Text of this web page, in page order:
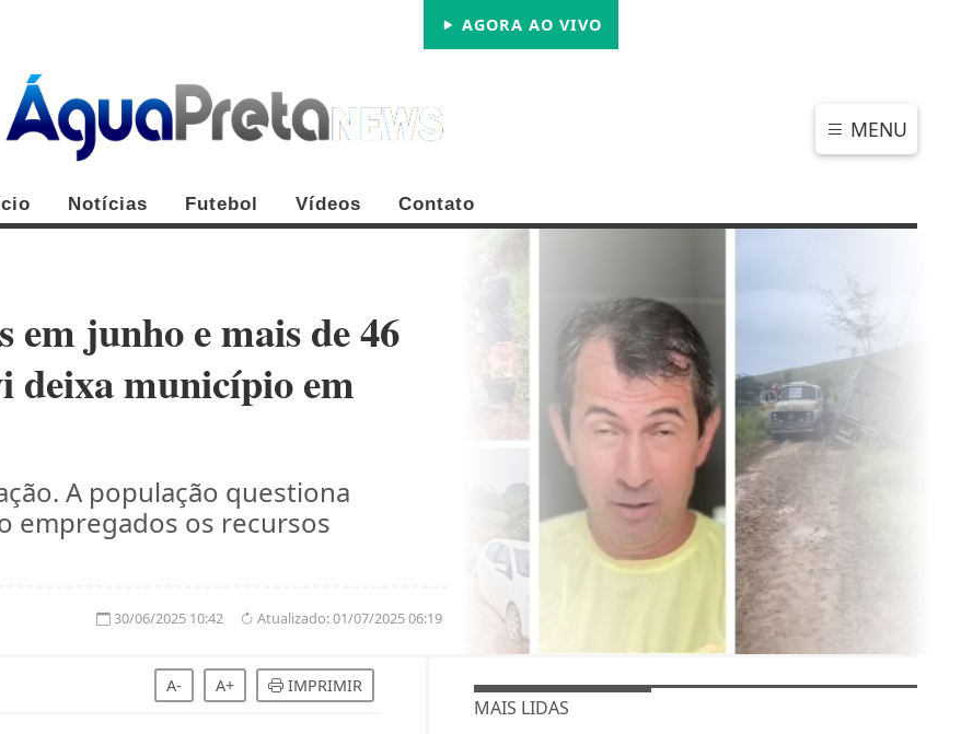
AGORA AO VIVO
MENU
Notícias Futebol Vídeos Contato
em junho e mais de 46
deixa município em
A população questiona
empregados os recursos
Atualizado:01/07/2025 06:19
30/06/2025 10:42
A- A+ IMPRIMIR
MAIS LIDAS